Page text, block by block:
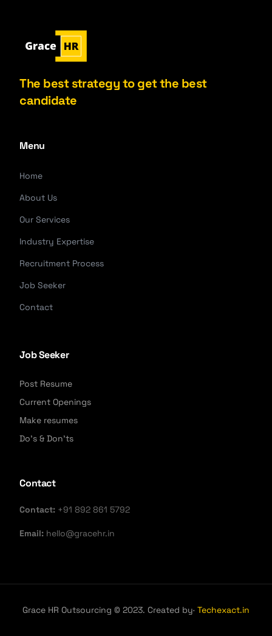
The best strategy to get the best
candidate
Menu
Home
About Us
Our Services
Industry Expertise
Recruitment Process
Job Seeker
Contact
Job Seeker
Post Resume
Current Openings
Make resumes
Do's & Don'ts
Contact
Contact: +91 892 861 5792
Email: hello@gracehr.in
Grace HR Outsourcing © 2023. Created by· Techexact.in